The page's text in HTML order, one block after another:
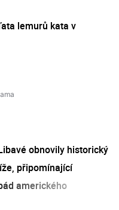
lemurů kata v
obnovily historický
připomínající
amerického